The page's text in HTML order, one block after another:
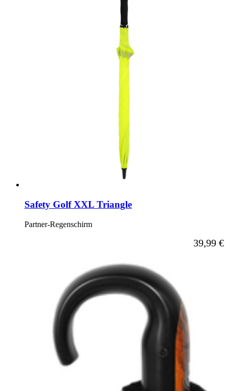
Safety Golf XXL Triangle
Partner-Regenschirm
39,99 €